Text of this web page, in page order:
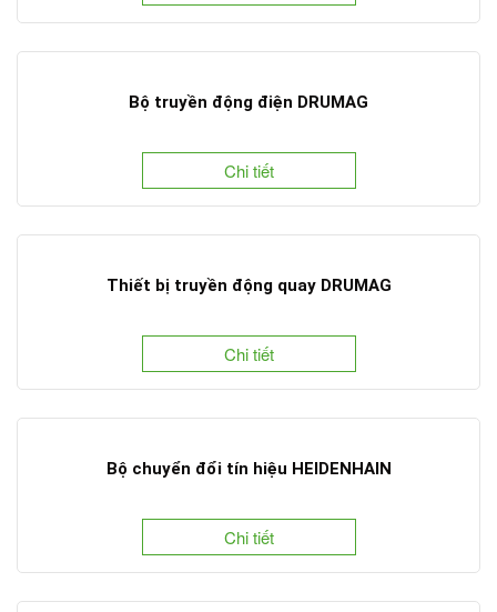
Bộ truyền động điện DRUMAG
Chi tiết
Thiết bị truyền động quay DRUMAG
Chi tiết
Bộ chuyển đổi tín hiệu HEIDENHAIN
Chi tiết